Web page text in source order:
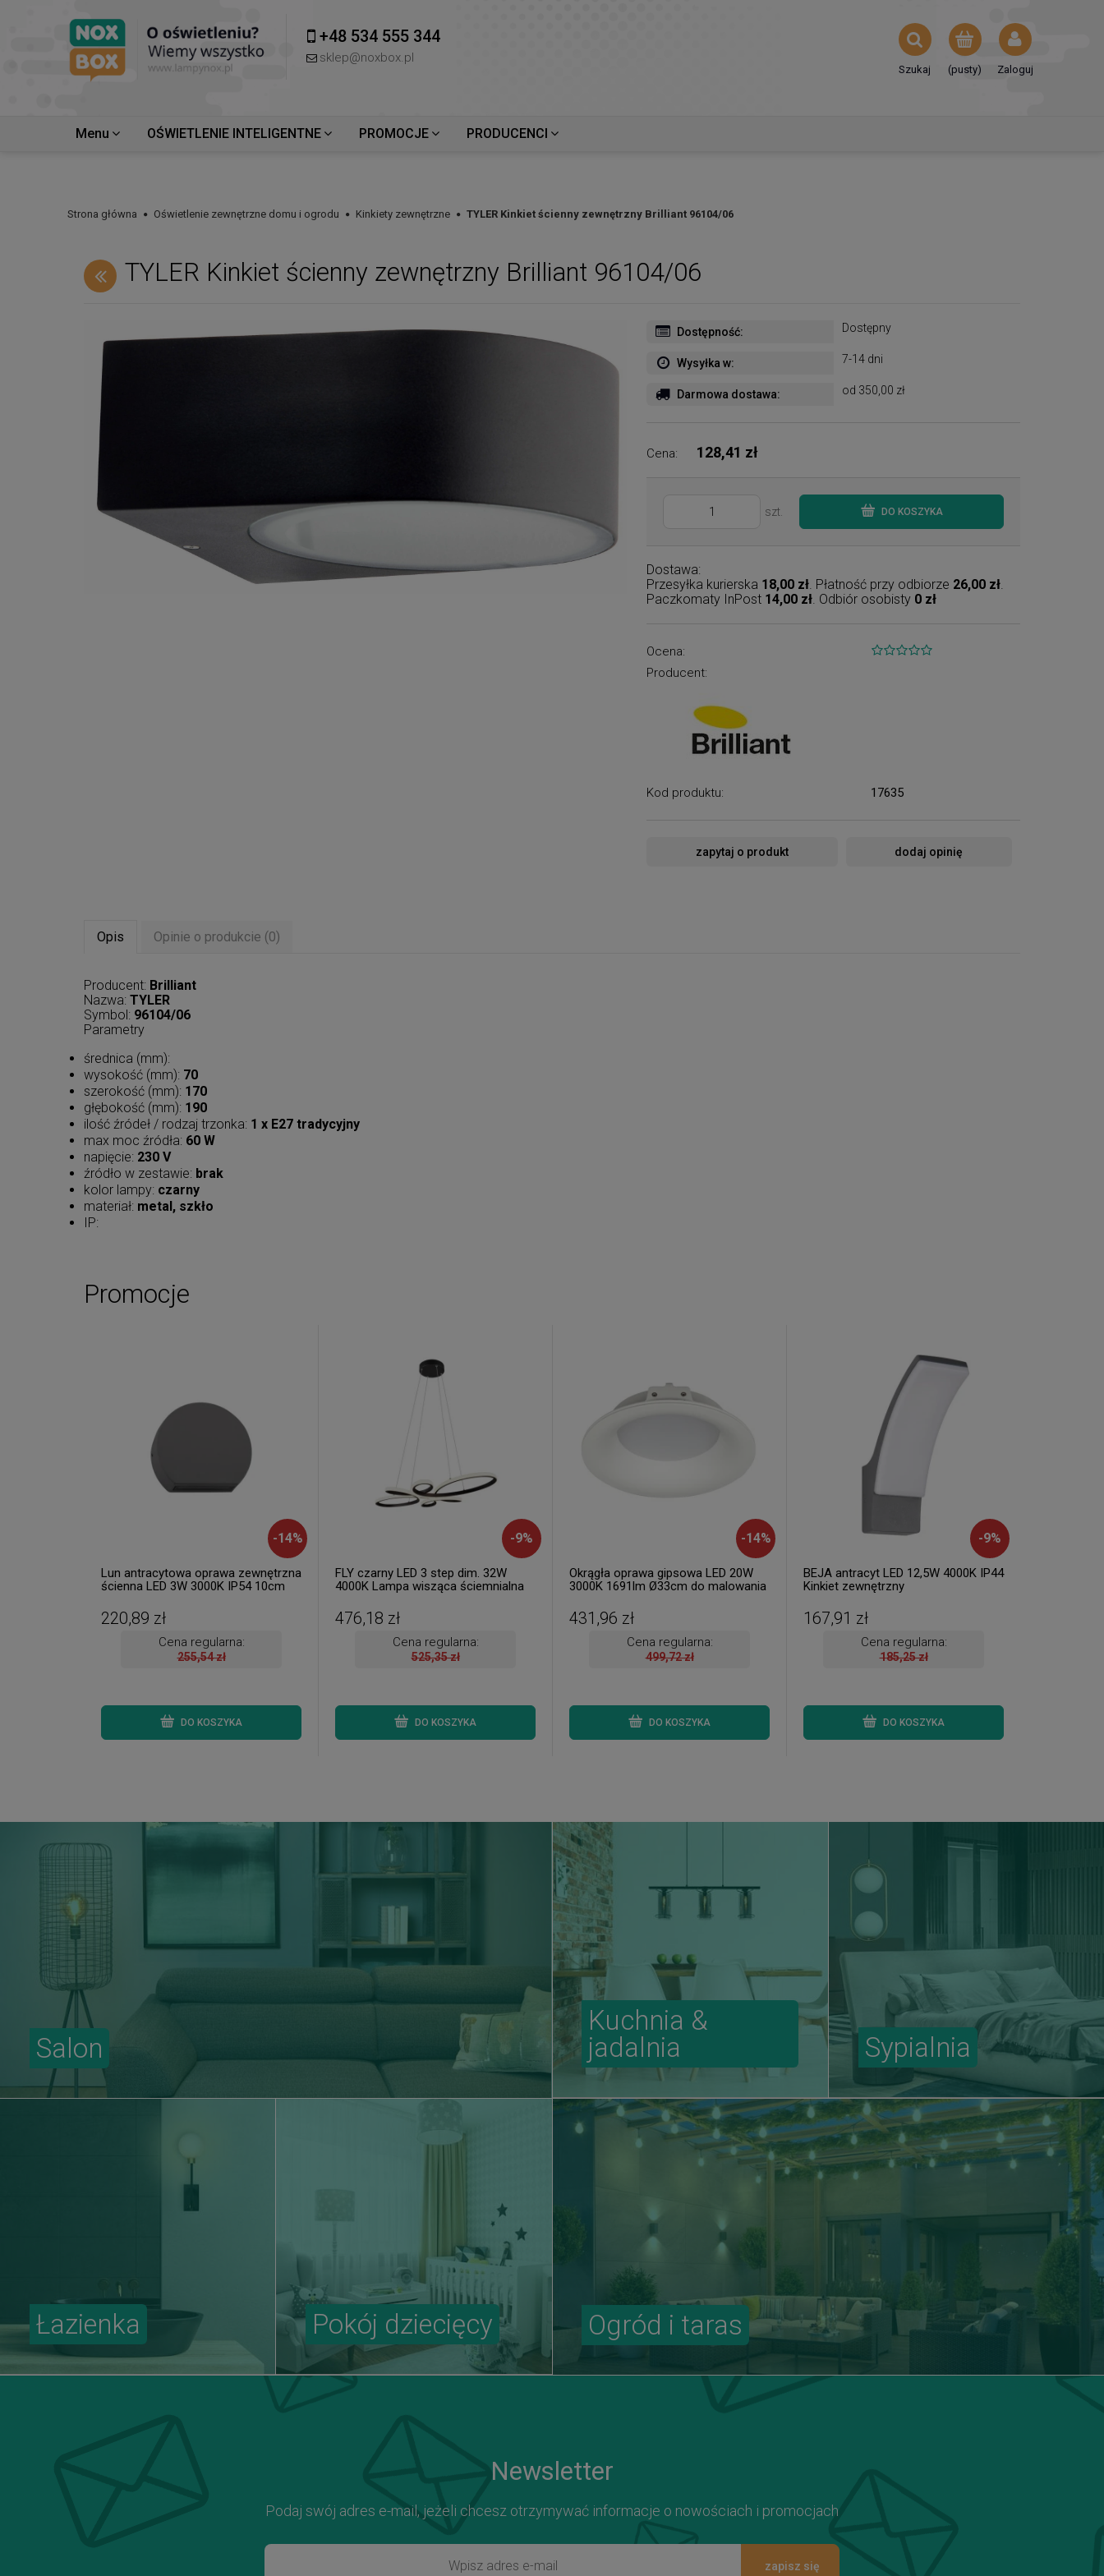
+48 534 555 344
sklep@noxbox.pl
(pusty) Zaloguj
Szukaj
Menu OŚWIETLENIE INTELIGENTNE PROMOCJE PRODUCENCI
Strona główna Oświetlenie zewnętrzne domu i ogrodu Kinkiety zewnętrzne TYLER Kinkiet ścienny zewnętrzny Brilliant 96104/06
TYLER Kinkiet ścienny zewnętrzny Brilliant 96104/06
Dostępność: Dostępny
Wysyłka w: 7-14 dni
Darmowa dostawa: od 350,00 zł
Cena: 128,41 zł
szt. DO KOSZYKA
Dostawa:
Przesyłka kurierska 18,00 zł. Płatność przy odbiorze 26,00 zł.
Paczkomaty InPost 14,00 zł. Odbiór osobisty 0 zł
Ocena:
Producent:
Kod produktu: 17635
zapytaj o produkt dodaj opinię
Opis Opinie o produkcie (0)
Producent: Brilliant
Nazwa: TYLER
Symbol: 96104/06
Parametry
średnica (mm):
wysokość (mm): 70
szerokość (mm): 170
głębokość (mm): 190
ilość źródeł / rodzaj trzonka: 1 x E27 tradycyjny
max moc źródła: 60 W
napięcie: 230 V
źródło w zestawie: brak
kolor lampy: czarny
materiał: metal, szkło
IP:
Promocje
-14%
Lun antracytowa oprawa zewnętrzna
ścienna LED 3W 3000K IP54 10cm
220,89 zł
Cena regularna:
255,54 zł
DO KOSZYKA
-9%
FLY czarny LED 3 step dim. 32W
4000K Lampa wisząca ściemnialna
476,18 zł
Cena regularna:
525,35 zł
DO KOSZYKA
-14%
Okrągła oprawa gipsowa LED 20W
3000K 1691lm Ø33cm do malowania
431,96 zł
Cena regularna:
499,72 zł
DO KOSZYKA
-9%
BEJA antracyt LED 12,5W 4000K IP44
Kinkiet zewnętrzny
167,91 zł
Cena regularna:
185,25 zł
DO KOSZYKA
Salon
Kuchnia &
jadalnia
Sypialnia
Ogród i taras
Łazienka Pokój dziecięcy
Newsletter
Podaj swój adres e-mail, jeżeli chcesz otrzymywać informacje o nowościach i promocjach
zapisz się